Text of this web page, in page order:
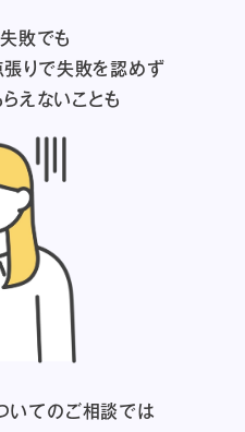
敗でも
張りで失敗を認めず
えないことも
いてのご相談では